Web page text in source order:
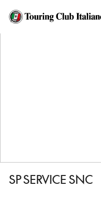
HOME
SP SERVICE SNC